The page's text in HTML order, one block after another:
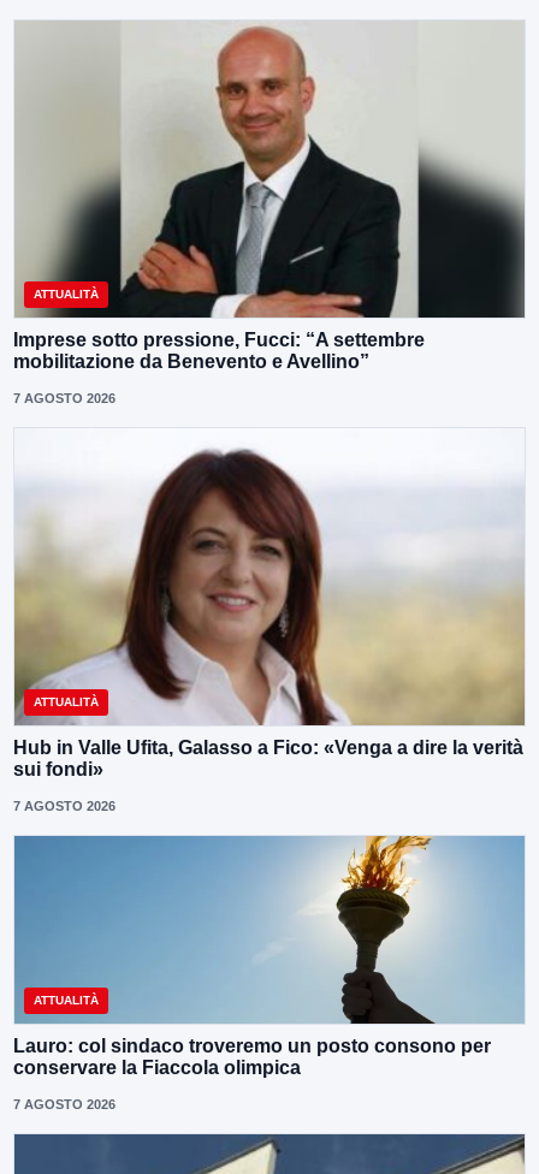
ATTUALITÀ
Imprese sotto pressione, Fucci: “A settembre
mobilitazione da Benevento e Avellino”
7 AGOSTO 2026
ATTUALITÀ
Hub in Valle Ufita, Galasso a Fico: «Venga a dire la verità
sui fondi»
7 AGOSTO 2026
ATTUALITÀ
Lauro: col sindaco troveremo un posto consono per
conservare la Fiaccola olimpica
7 AGOSTO 2026